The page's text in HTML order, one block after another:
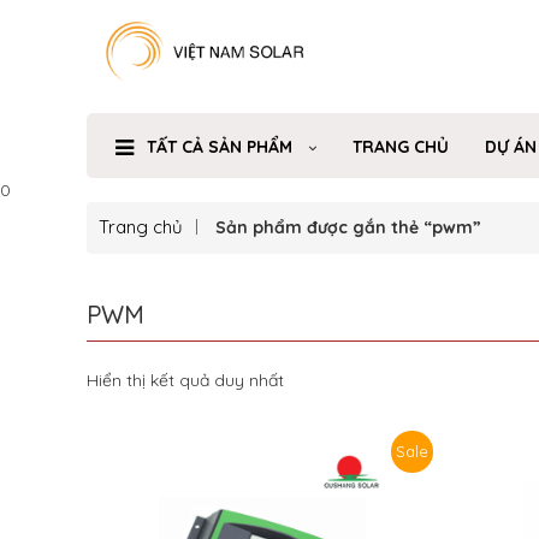
TẤT CẢ SẢN PHẨM TRANG CHỦ
DỰ ÁN
0
Trang chủ Sản phẩm được gắn thẻ “pwm”
PWM
Hiển thị kết quả duy nhất
Sale